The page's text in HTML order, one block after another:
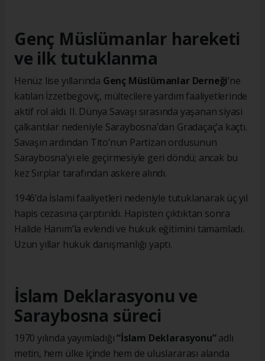
Genç Müslümanlar hareketi
ve ilk tutuklanma
Henüz lise yıllarında Genç Müslümanlar Derneği’ne
katılan İzzetbegoviç, mültecilere yardım faaliyetlerinde
aktif rol aldı. II. Dünya Savaşı sırasında yaşanan siyasi
çalkantılar nedeniyle Saraybosna’dan Gradaçaç’a kaçtı.
Savaşın ardından Tito’nun Partizan ordusunun
Saraybosna’yı ele geçirmesiyle geri döndü; ancak bu
kez Sırplar tarafından askere alındı.
1946’da İslami faaliyetleri nedeniyle tutuklanarak üç yıl
hapis cezasına çarptırıldı. Hapisten çıktıktan sonra
Halide Hanım’la evlendi ve hukuk eğitimini tamamladı.
Uzun yıllar hukuk danışmanlığı yaptı.
İslam Deklarasyonu ve
Saraybosna süreci
1970 yılında yayımladığı“İslam Deklarasyonu”adlı
metin, hem ülke içinde hem de uluslararası alanda